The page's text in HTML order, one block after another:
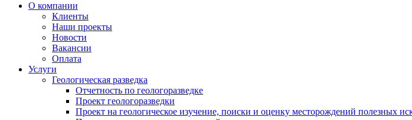
О компании
Клиенты
Наши проекты
Новости
Вакансии
Оплата
Услуги
Геологическая разведка
Отчетность по геологоразведке
Проект геологоразведки
Проект на геологическое изучение, поиски и оценку месторождений полезных